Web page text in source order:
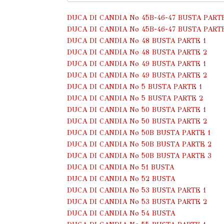
DUCA DI CANDIA No 45Β-46-47 BUSTA
DUCA DI CANDIA No 45Β-46-47 BUSTA
DUCA DI CANDIA No 48 BUSTA PARTE 1
DUCA DI CANDIA No 48 BUSTA PARTE 2
DUCA DI CANDIA No 49 BUSTA PARTE 1
DUCA DI CANDIA No 49 BUSTA PARTE 2
DUCA DI CANDIA No 5 BUSTA PARTE 1
DUCA DI CANDIA No 5 BUSTA PARTE 2
DUCA DI CANDIA No 50 BUSTA PARTE 1
DUCA DI CANDIA No 50 BUSTA PARTE 2
DUCA DI CANDIA No 50Β BUSTA PARTE 1
DUCA DI CANDIA No 50Β BUSTA PARTE 2
DUCA DI CANDIA No 50Β BUSTA PARTE 3
DUCA DI CANDIA No 51 BUSTA
DUCA DI CANDIA No 52 BUSTA
DUCA DI CANDIA No 53 BUSTA PARTE 1
DUCA DI CANDIA No 53 BUSTA PARTE 2
DUCA DI CANDIA No 54 BUSTA